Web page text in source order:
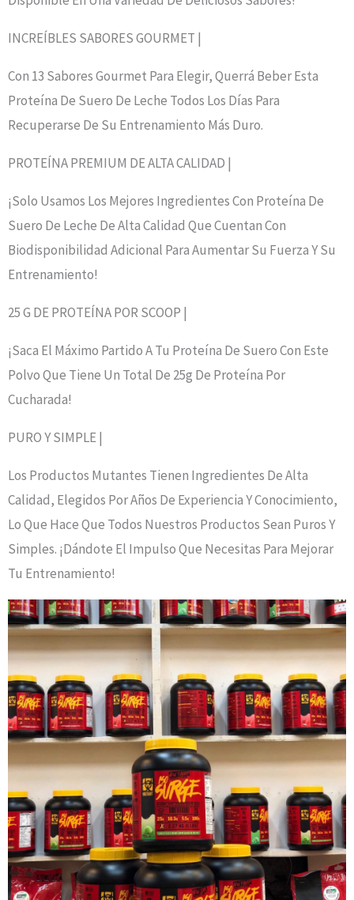
INCREÍBLES SABORES GOURMET |
Con 13 Sabores Gourmet Para Elegir, Querrá Beber Esta
Proteína De Suero De Leche Todos Los Días Para
Recuperarse De Su Entrenamiento Más Duro.
PROTEÍNA PREMIUM DE ALTA CALIDAD |
¡Solo Usamos Los Mejores Ingredientes Con Proteína De
Suero De Leche De Alta Calidad Que Cuentan Con
Biodisponibilidad Adicional Para Aumentar Su Fuerza Y ​​su
Entrenamiento!
25 G DE PROTEÍNA POR SCOOP |
¡Saca El Máximo Partido A Tu Proteína De Suero Con Este
Polvo Que Tiene Un Total De 25g De Proteína Por
Cucharada!
PURO Y SIMPLE |
Los Productos Mutantes Tienen Ingredientes De Alta
Calidad, Elegidos Por Años De Experiencia Y Conocimiento,
Lo Que Hace Que Todos Nuestros Productos Sean Puros Y
Simples. ¡Dándote El Impulso Que Necesitas Para Mejorar
Tu Entrenamiento!